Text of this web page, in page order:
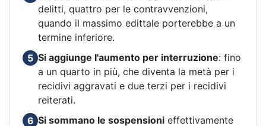
delitti, quattro per le contravvenzioni,
quando il massimo edittale porterebbe a un
termine inferiore.
5 Si aggiunge l'aumento per interruzione: fino
a un quarto in più, che diventa la metà per i
recidivi aggravati e due terzi per i recidivi
reiterati.
6 Si sommano le sospensioni effettivamente